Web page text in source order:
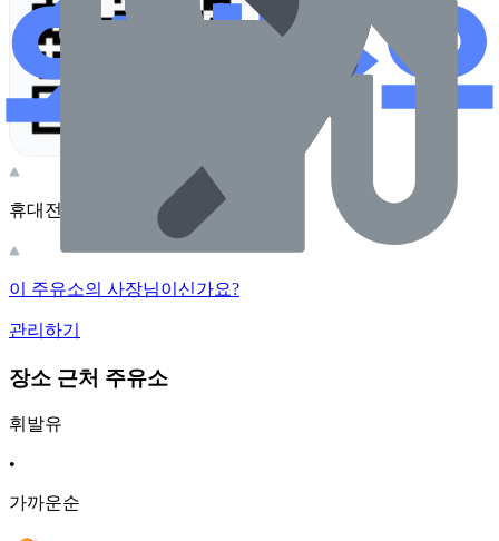
휴대전화 카메라로 찍어보세요
이 주유소의 사장님이신가요?
관리하기
장소 근처 주유소
휘발유
•
가까운순